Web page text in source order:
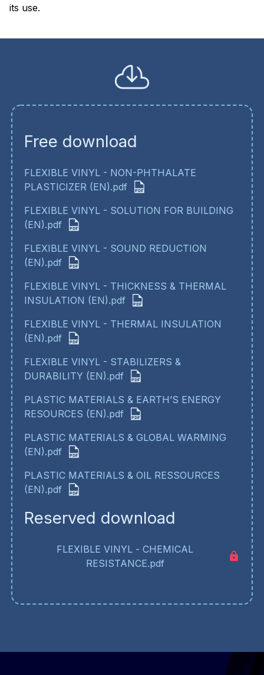
its use.
Free download
FLEXIBLE VINYL - NON-PHTHALATE
PLASTICIZER (EN).pdf
FLEXIBLE VINYL - SOLUTION FOR BUILDING
(EN).pdf
FLEXIBLE VINYL - SOUND REDUCTION
(EN).pdf
FLEXIBLE VINYL - THICKNESS & THERMAL
INSULATION (EN).pdf
FLEXIBLE VINYL - THERMAL INSULATION
(EN).pdf
FLEXIBLE VINYL - STABILIZERS &
DURABILITY (EN).pdf
PLASTIC MATERIALS & EARTH’S ENERGY
RESOURCES (EN).pdf
PLASTIC MATERIALS & GLOBAL WARMING
(EN).pdf
PLASTIC MATERIALS & OIL RESSOURCES
(EN).pdf
Reserved download
FLEXIBLE VINYL - CHEMICAL
RESISTANCE.pdf